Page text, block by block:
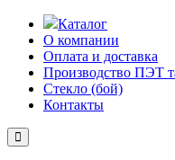
Каталог
О компании
Оплата и доставка
Производство ПЭТ
Стекло (бой)
Контакты